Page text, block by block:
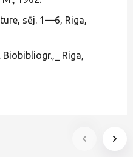
sēj. 1—6, Riga,
Biobibliogr.,_ Riga,